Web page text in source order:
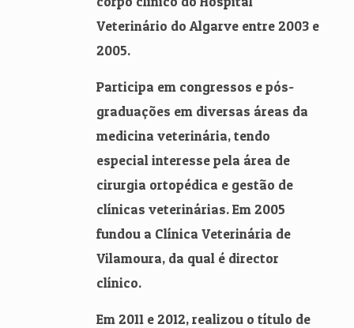
Veterinário do Algarve entre 2003 e
2005.
Participa em congressos e pós-
graduações em diversas áreas da
medicina veterinária, tendo
especial interesse pela área de
cirurgia ortopédica e gestão de
clínicas veterinárias. Em 2005
fundou a Clínica Veterinária de
Vilamoura, da qual é director
clínico.
Em 2011 e 2012, realizou o título de